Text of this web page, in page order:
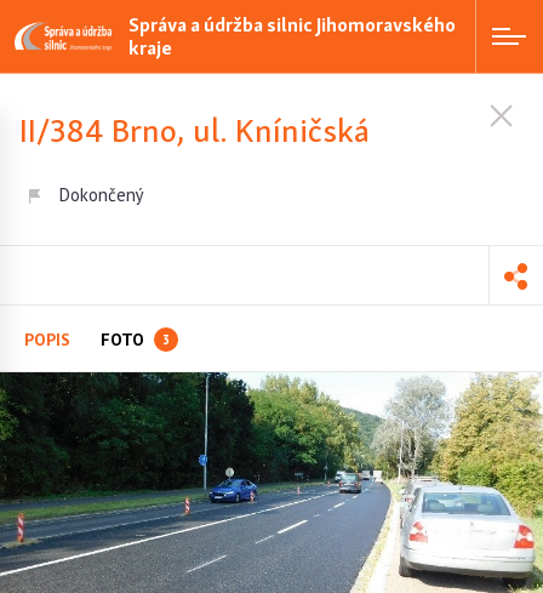
Správa a údržba silnic Jihomoravského
kraje
II/384 Brno, ul. Kníničská
Dokončený
POPIS FOTO 3